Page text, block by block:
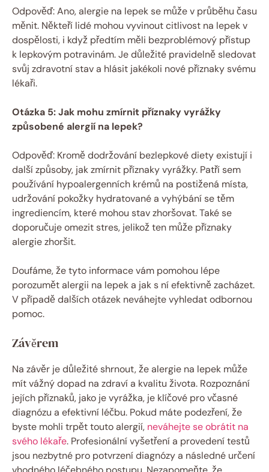
Odpověď: Ano, alergie na lepek se může v průběhu času
měnit. Někteří lidé mohou vyvinout citlivost na lepek v
dospělosti, i když předtím měli bezproblémový přístup
k lepkovým potravinám. Je důležité pravidelně sledovat
svůj zdravotní stav a hlásit jakékoli nové příznaky svému
lékaři.
Otázka 5: Jak mohu zmírnit příznaky vyrážky
způsobené alergií na lepek?
Odpověď: Kromě dodržování bezlepkové diety existují i
další způsoby, jak zmírnit příznaky vyrážky. Patří sem
používání hypoalergenních krémů na postižená místa,
udržování pokožky hydratované a vyhýbání se těm
ingrediencím, které mohou stav zhoršovat. Také se
doporučuje omezit stres, jelikož ten může příznaky
alergie zhoršit.
Doufáme, že tyto informace vám pomohou lépe
porozumět alergii na lepek a jak s ní efektivně zacházet.
V případě dalších otázek neváhejte vyhledat odbornou
pomoc.
Závěrem
Na závěr je důležité shrnout, že alergie na lepek může
mít vážný dopad na zdraví a kvalitu života. Rozpoznání
jejích příznaků, jako je vyrážka, je klíčové pro včasné
diagnózu a efektivní léčbu. Pokud máte podezření, že
byste mohli trpět touto alergií, neváhejte se obrátit na
svého lékaře. Profesionální vyšetření a provedení testů
jsou nezbytné pro potvrzení diagnózy a následné určení